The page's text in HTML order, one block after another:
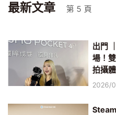
最新文章 第 5 頁
出門
場！
拍攝
2026/